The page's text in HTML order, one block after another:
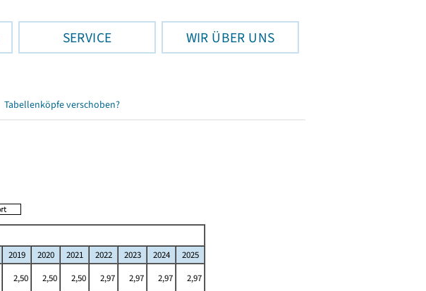
SERVICE WIR ÜBER UNS
Tabellenköpfe verschoben?
2019 2020 2021 2022 2023 2024
2025
2,50 2,50 2,50 2,97 2,97 2,97
2,97